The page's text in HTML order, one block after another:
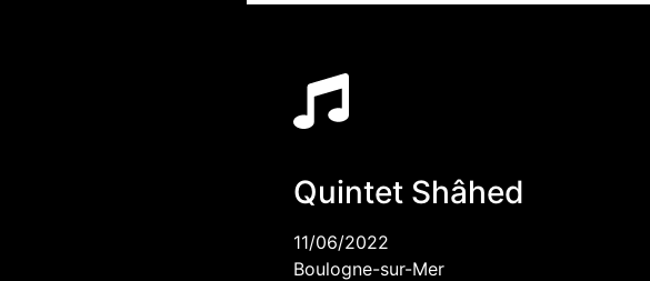
Quintet Shâhed
11/06/2022
Boulogne-sur-Mer